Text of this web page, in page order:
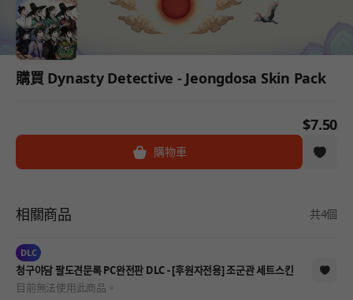
購買 Dynasty Detective - Jeongdosa Skin Pack
$7.50
購物車
相關商品 共4個
DLC
청구야담 팔도견문록 PC완전판 DLC - [후원자전용] 조군관 세트스킨
目前無法使用此商品。